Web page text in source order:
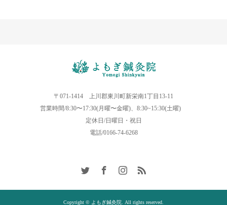
〒071-1414 上川郡東川町新栄南1丁目13-11
営業時間/8:30〜17:30(月曜〜金曜)、8:30~15:30(土曜)
定休日/日曜日・祝日
電話/0166-74-6268
Copyright © よもぎ鍼灸院. All rights reserved.